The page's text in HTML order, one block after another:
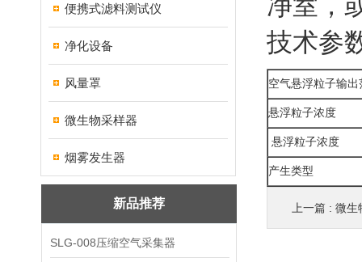
便携式滤料测试仪
净化设备
风量罩
微生物采样器
烟雾发生器
新品推荐
SLG-008压缩空气采集器
技术参
空气悬浮粒子输出
悬浮粒子浓度
悬浮粒子浓度
产生类型
上一篇 : 微生